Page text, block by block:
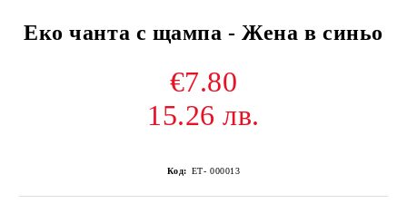
Еко чанта с щампа - Жена в синьо
€7.80
15.26 лв.
Код: ЕТ- 000013